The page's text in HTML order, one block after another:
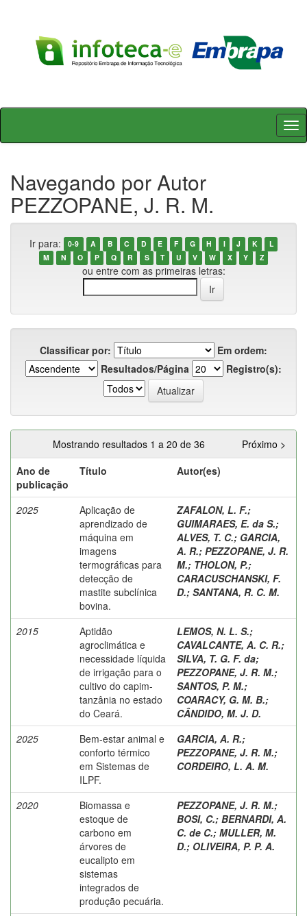
Skip
Navegando por Autor
PEZZOPANE, J. R. M.
Ir para: 0-9 A B C D E F G H I J K
L
M
N O P Q R S T U V W X Y Z
ou entre com as primeiras letras:
Classificar por:
Em ordem:
Resultados/Página
Registro(s):
Mostrando resultados 1 a 20 de 36
Próximo >
Ano de
publicação
Título Autor(es)
2025
Aplicação de
aprendizado de
máquina em
imagens
termográficas para
detecção de
mastite subclínica
bovina.
ZAFALON, L. F.;
GUIMARAES, E. da S.;
ALVES, T. C.; GARCIA,
A. R.; PEZZOPANE, J. R.
M.; THOLON, P.;
CARACUSCHANSKI, F.
D.; SANTANA, R. C. M.
2015
Aptidão
agroclimática e
necessidade líquida
de irrigação para o
cultivo do capim-
tanzânia no estado
do Ceará.
LEMOS, N. L. S.;
CAVALCANTE, A. C. R.;
SILVA, T. G. F. da;
PEZZOPANE, J. R. M.;
SANTOS, P. M.;
COARACY, G. M. B.;
CÂNDIDO, M. J. D.
2025
Bem-estar animal e
conforto térmico
em Sistemas de
ILPF.
GARCIA, A. R.;
PEZZOPANE, J. R. M.;
CORDEIRO, L. A. M.
2020
Biomassa e
estoque de
carbono em
árvores de
eucalipto em
sistemas
integrados de
produção pecuária.
PEZZOPANE, J. R. M.;
BOSI, C.; BERNARDI, A.
C. de C.; MULLER, M.
D.; OLIVEIRA, P. P. A.